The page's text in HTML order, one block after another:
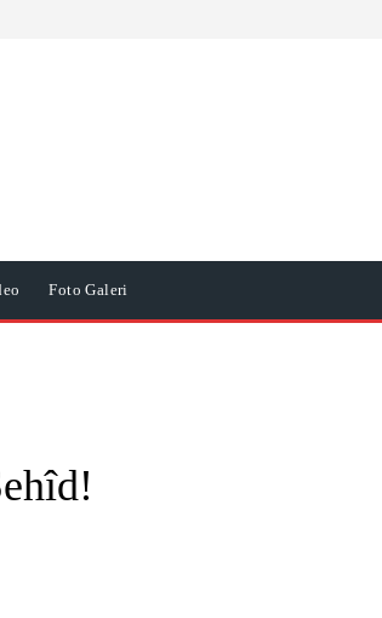
Foto Galeri